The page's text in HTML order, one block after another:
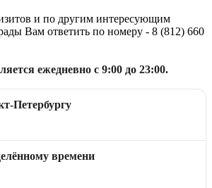
и по другим интересующим
Вам ответить по номеру - 8 (812) 660
ежедневно с 9:00 до 23:00.
Петербургу
времени